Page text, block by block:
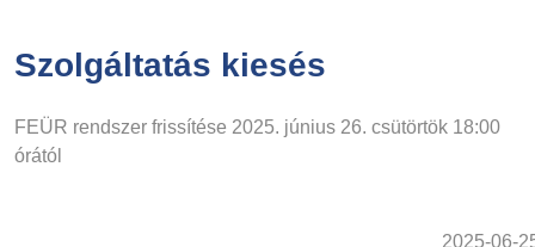
Szolgáltatás kiesés
FEÜR rendszer frissítése 2025. június 26. csütörtök 18:00
órától
2025-06-